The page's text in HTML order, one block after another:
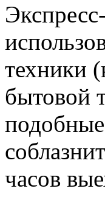
техники
бытовой
часов